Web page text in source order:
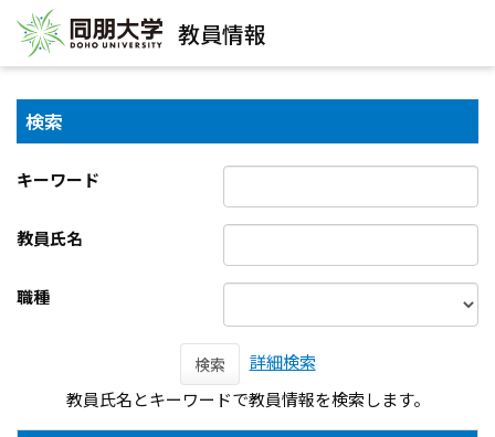
教員情報
検索
キーワード
教員氏名
職種
検索
詳細検索
教員氏名とキーワードで教員情報を検索します。